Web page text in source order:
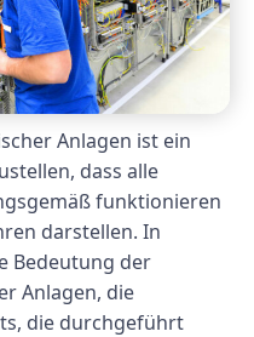
Anlagen ist ein
dass alle
funktionieren
darstellen. In
Bedeutung der
Anlagen, die
die durchgeführt